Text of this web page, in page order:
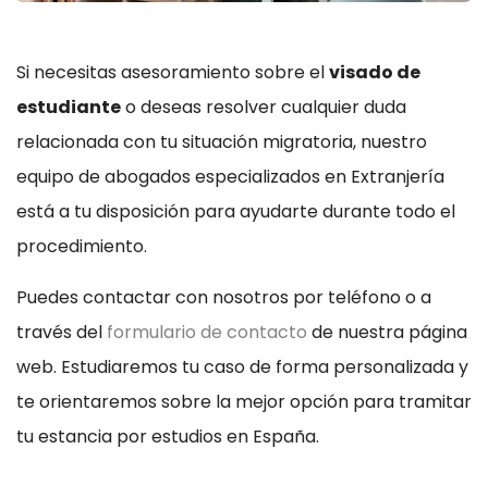
Si necesitas asesoramiento sobre elvisado de
estudianteo deseas resolver cualquier duda
relacionada con tu situación migratoria, nuestro
equipo de abogados especializados en Extranjería
está a tu disposición para ayudarte durante todo el
procedimiento.
Puedes contactar con nosotros por teléfono o a
través del formulario de contacto de nuestra página
web. Estudiaremos tu caso de forma personalizada y
te orientaremos sobre la mejor opción para tramitar
tu estancia por estudios en España.